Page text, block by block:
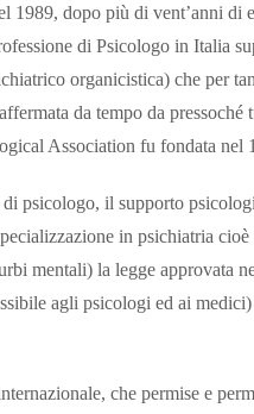
1989, dopo più di vent’anni di
di Psicologo in Italia
organicistica) che per
da tempo da
Association fu fondata nel
psicologo, il supporto
in psichiatria
mentali) la legge approvata
agli psicologi ed ai
che permise e